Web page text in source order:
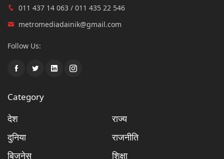
011 437 14 063 / 011 435 22 546
metromediadainik@gmail.com
Follow Us:
Category
देश
राज्य
दुनिया
राजनीति
बिजनेस
शिक्षा